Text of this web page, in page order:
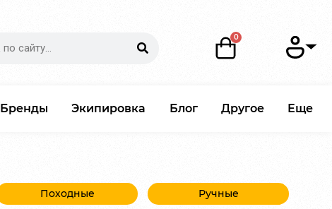
Бренды Экипировка Блог Другое Еще
Походные Ручные